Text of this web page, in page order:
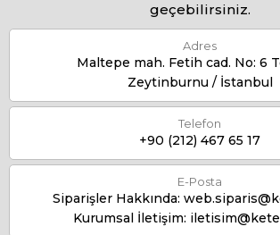
geçebilirsiniz.
Adres
Maltepe mah. Fetih cad. No: 6
Zeytinburnu / İstanbul
Telefon
+90 (212) 467 65 17
E-Posta
Siparişler Hakkında:
Kurumsal İletişim: